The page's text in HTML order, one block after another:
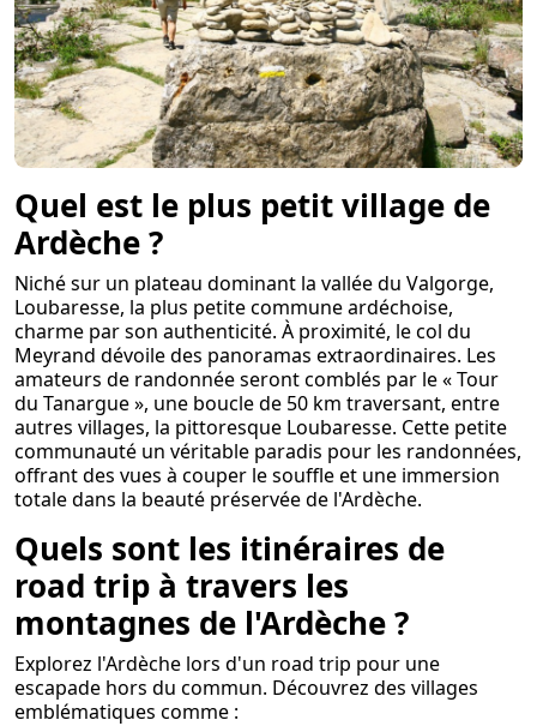
Quel est le plus petit village de
Ardèche ?
Niché sur un plateau dominant la vallée du Valgorge,
Loubaresse, la plus petite commune ardéchoise,
charme par son authenticité. À proximité, le col du
Meyrand dévoile des panoramas extraordinaires. Les
amateurs de randonnée seront comblés par le « Tour
du Tanargue », une boucle de 50 km traversant, entre
autres villages, la pittoresque Loubaresse. Cette petite
communauté un véritable paradis pour les randonnées,
offrant des vues à couper le souffle et une immersion
totale dans la beauté préservée de l'Ardèche.
Quels sont les itinéraires de
road trip à travers les
montagnes de l'Ardèche ?
Explorez l'Ardèche lors d'un road trip pour une
escapade hors du commun. Découvrez des villages
emblématiques comme :